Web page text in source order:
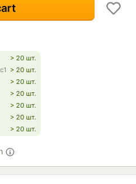
> 20 шт.
> 20 шт.
> 20 шт.
> 20 шт.
> 20 шт.
> 20 шт.
> 20 шт.